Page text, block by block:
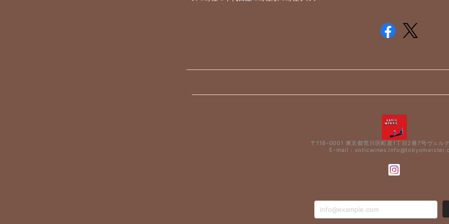
〒116-0001 東京都荒川区町屋1丁目2番7号ヴェル
E-mail：